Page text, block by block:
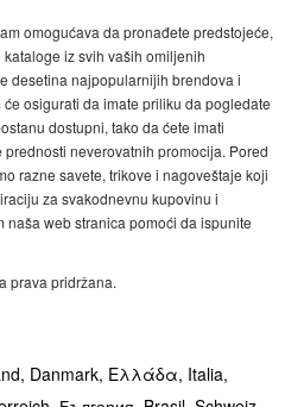
omogućava da pronađete predstojeće,
iz svih vaših omiljenih
desetina najpopularnijih brendova i
osigurati da imate priliku da pogledate
dostupni, tako da ćete imati
neverovatnih promocija. Pored
razne savete, trikove i nagoveštaje koji
za svakodnevnu kupovinu i
naša web stranica pomoći da ispunite
prava pridržana.
Danmark, Ελλάδα, Italia,